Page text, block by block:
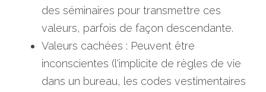
des séminaires pour transmettre ces
valeurs, parfois de façon descendante.
Valeurs cachées : Peuvent être
inconscientes (l'implicite de règles de vie
dans un bureau, les codes vestimentaires